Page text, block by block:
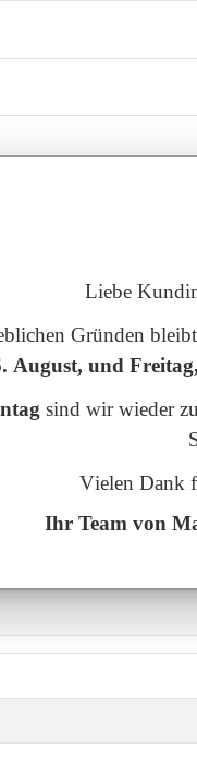
Bitte
und Europaweit auch
in der oben genannten
Liebe
Gründen
August, und
sind wir wieder
Vielen Dank
Ihr Team von